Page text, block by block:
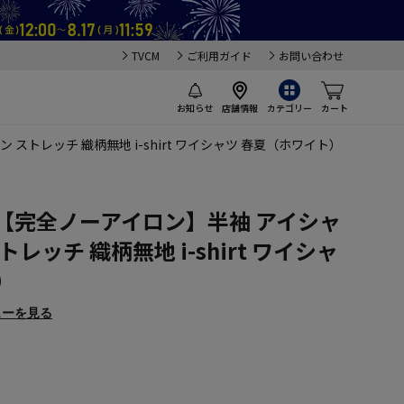
TVCM ご利用ガイド お問い合わせ
お知らせ 店舗情報 カテゴリー カート
ストレッチ 織柄無地 i-shirt ワイシャツ 春夏（ホワイト）
完全ノーアイロン】半袖 アイシャ
レッチ 織柄無地 i-shirt ワイシャ
を見る